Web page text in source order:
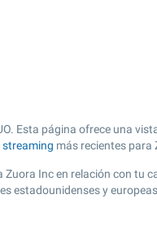
Esta página ofrece una
streaming más recientes para
Inc en relación con tu
estadounidenses y